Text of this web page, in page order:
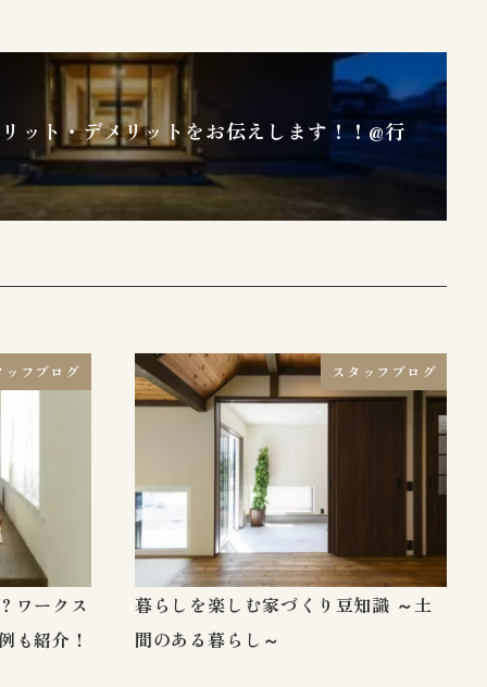
ット・デメリットをお伝えします！！@行
ッフブログ
ワークス
も紹介！
スタッフブログ
暮らしを楽しむ家づくり豆知識 ～土
間のある暮らし～